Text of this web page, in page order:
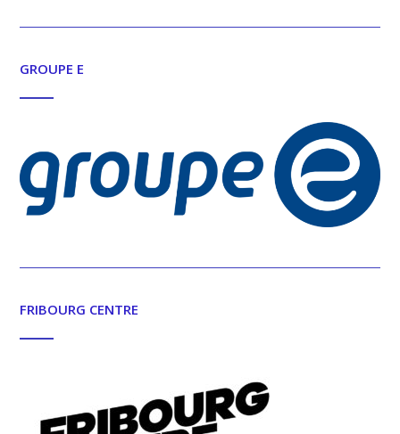
GROUPE E
FRIBOURG CENTRE